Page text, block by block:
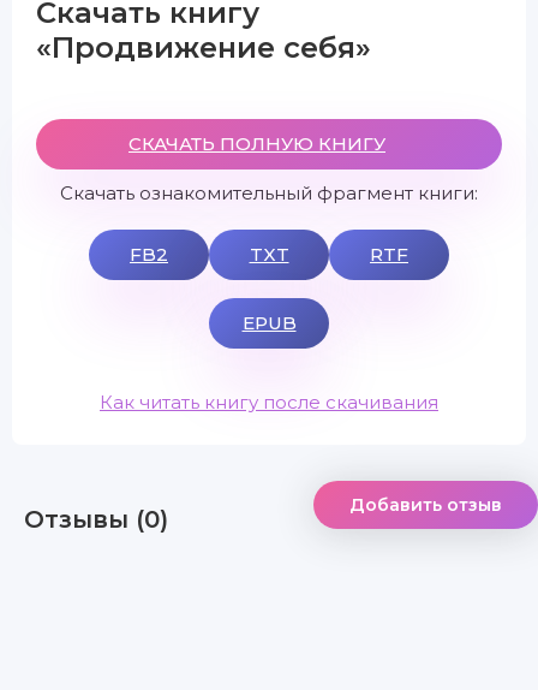
Скачать книгу
«Продвижение себя»
СКАЧАТЬ ПОЛНУЮ КНИГУ
Скачать ознакомительный фрагмент книги:
FB2 TXT RTF
EPUB
Как читать книгу после скачивания
Отзывы (0) Добавить отзыв